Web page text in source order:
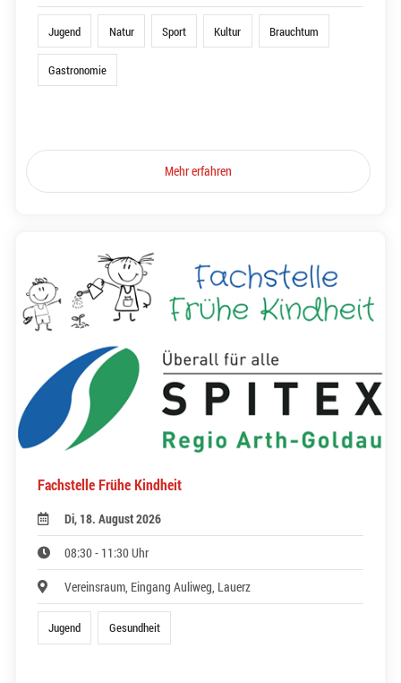
Jugend Natur Sport Kultur Brauchtum
Gastronomie
Mehr erfahren
Fachstelle Frühe Kindheit
Di, 18. August 2026
08:30 - 11:30 Uhr
Vereinsraum, Eingang Auliweg, Lauerz
Jugend Gesundheit